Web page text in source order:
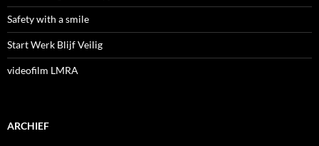
Safety with a smile
Start Werk Blijf Veilig
videofilm LMRA
ARCHIEF